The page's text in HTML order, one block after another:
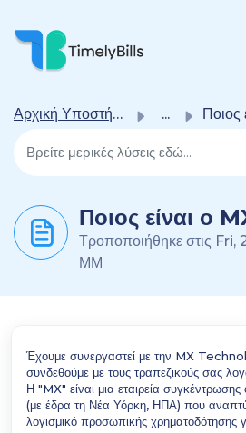
Μετάβαση Στο Κύριο Περιεχόμενο
Αρχική Υποστήριξης ... Ποιος
Ποιος είναι ο
Τροποποιήθηκε στις Fri,
ΜΜ
Έχουμε συνεργαστεί με την MX
συνδεθούμε με τους τραπεζικούς σας
Η "MX" είναι μια εταιρεία
(με έδρα τη Νέα Υόρκη, ΗΠΑ) που
λογισμικό προσωπικής χρηματοδότησης